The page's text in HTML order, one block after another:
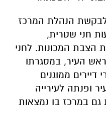
לבקשת הנהלת המרכז
חני שטרית,
הצבת המכונות. לחני
העיר, במסגרתו
ממוגנים
ופנתה לעירייה
במרכז בו נמצאות